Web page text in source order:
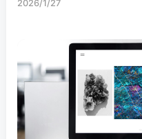
2026/1/27